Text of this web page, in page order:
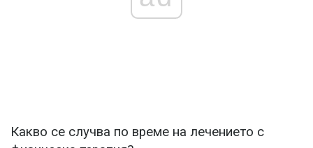
Какво се случва по време на лечението с